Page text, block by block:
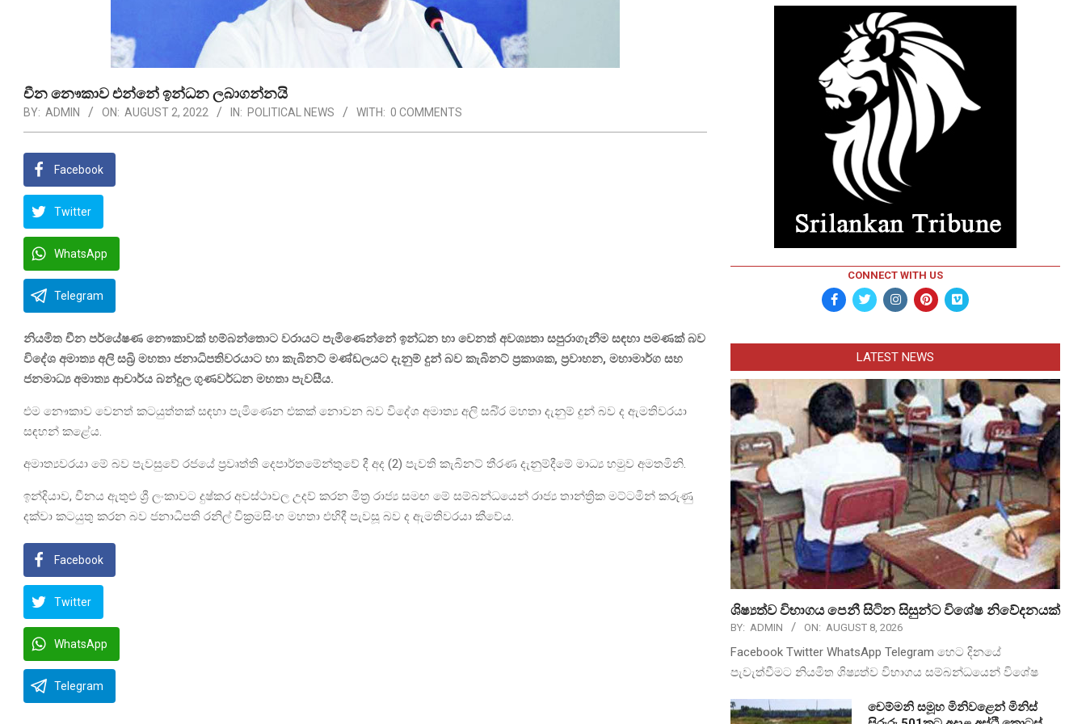
චීන නෞකාව එන්නේ ඉන්ධන ලබාගන්නයි
BY: ADMIN ON: AUGUST 2, 2022 IN: POLITICAL NEWS WITH: 0 COMMENTS
Facebook
Twitter
WhatsApp
Telegram
නියමිත චීන පර්යේෂණ නෞකාවක් හම්බන්තොට වරායට පැමිණෙන්නේ ඉන්ධන හා වෙනත් අවශ්‍යතා සපුරාගැනීම සඳහා පමණක් බව
විදේශ අමාත්‍ය අලි සබ්‍රි මහතා ජනාධිපතිවරයාට හා කැබිනට් මණ්ඩලයට දැනුම් දුන් බව කැබිනට් ප්‍රකාශක, ප්‍රවාහන, මහාමාර්ග සහ
ජනමාධ්‍ය අමාත්‍ය ආචාර්ය බන්දුල ගුණවර්ධන මහතා පැවසීය.
එම නෞකාව වෙනත් කටයුත්තක් සඳහා පැමිණෙන එකක් නොවන බව විදේශ අමාත්‍ය අලි සබි්‍ර මහතා දැනුම් දුන් බව ද ඇමතිවරයා
සඳහන් කළේය.
අමාත්‍යවරයා මේ බව පැවසුවේ රජයේ ප්‍රවෘත්ති දෙපාර්තමේන්තුවේ දී අද (2) පැවති කැබිනට් තීරණ දැනුම්දීමේ මාධ්‍ය හමුව අමතමිනි.
ඉන්දියාව, චීනය ඇතුළු ශ්‍රී ලංකාවට දුෂ්කර අවස්ථාවල උදව් කරන මිත්‍ර රාජ්‍ය සමඟ මේ සම්බන්ධයෙන් රාජ්‍ය තාන්ත්‍රික මට්ටමින් කරුණු
දක්වා කටයුතු කරන බව ජනාධිපති රනිල් වික්‍රමසිංහ මහතා එහිදී පැවසූ බව ද ඇමතිවරයා කීවේය.
Facebook
Twitter
WhatsApp
Telegram
CONNECT WITH US
LATEST NEWS
ශිෂ්‍යත්ව විභාගය පෙනී සිටින සිසුන්ට විශේෂ නිවේදනයක්
BY: ADMIN ON: AUGUST 8, 2026
Facebook Twitter WhatsApp Telegram හෙට දිනයේ
පැවැත්වීමට නියමිත ශිෂ්‍යත්ව විභාගය සම්බන්ධයෙන් විශේෂ
චෙම්මනි සමූහ මිනිවළෙන් මිනිස්